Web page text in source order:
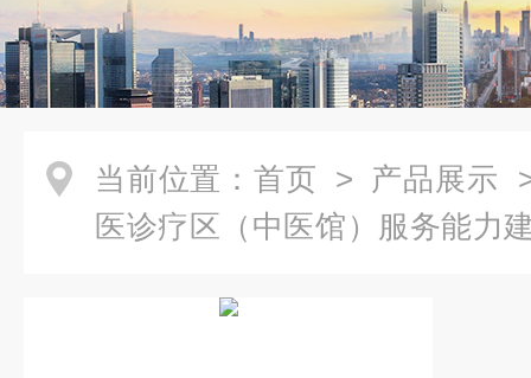
当前位置： 首页 > 产品展示
医诊疗区（中医馆）服务能力